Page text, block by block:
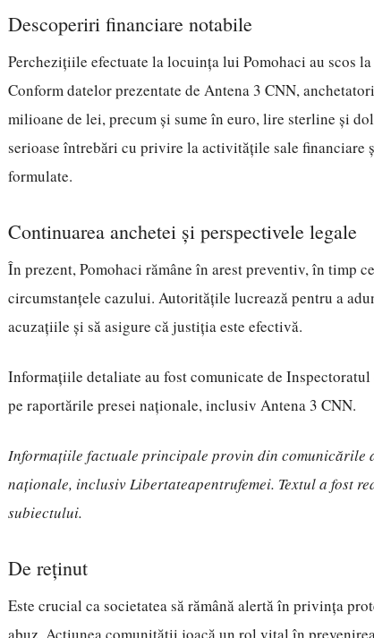
Descoperiri financiare notabile
Perchezițiile efectuate la locuința lui Pomohaci au scos
Conform datelor prezentate de Antena 3 CNN,
milioane de lei, precum și sume în euro, lire sterline și
serioase întrebări cu privire la activitățile sale financiare
formulate.
Continuarea anchetei și perspectivele legale
În prezent, Pomohaci rămâne în arest preventiv, în timp
circumstanțele cazului. Autoritățile lucrează pentru a
acuzațiile și să asigure că justiția este efectivă.
Informațiile detaliate au fost comunicate de Inspectoratul
pe raportările presei naționale, inclusiv Antena 3 CNN.
Informațiile factuale principale provin din
naționale, inclusiv Libertateapentrufemei. Textul a fost
subiectului.
De reținut
Este crucial ca societatea să rămână alertă în privința